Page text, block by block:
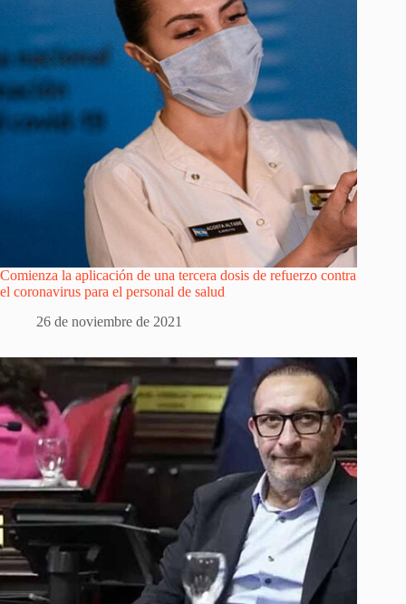
Comienza la aplicación de una tercera dosis de refuerzo contra
el coronavirus para el personal de salud
26 de noviembre de 2021